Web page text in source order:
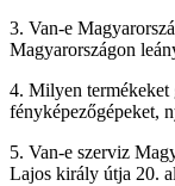
3. Van-e
Magyarországon
4. Milyen
fényképezőgépeket,
5. Van-e szerviz
Lajos király útja 20.